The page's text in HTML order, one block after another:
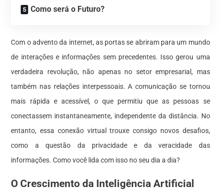
Como será o Futuro?
Com o advento da internet, as portas se abriram para um mundo
de interações e informações sem precedentes. Isso gerou uma
verdadeira revolução, não apenas no setor empresarial, mas
também nas relações interpessoais. A comunicação se tornou
mais rápida e acessível, o que permitiu que as pessoas se
conectassem instantaneamente, independente da distância. No
entanto, essa conexão virtual trouxe consigo novos desafios,
como a questão da privacidade e da veracidade das
informações. Como você lida com isso no seu dia a dia?
O Crescimento da Inteligência Artificial